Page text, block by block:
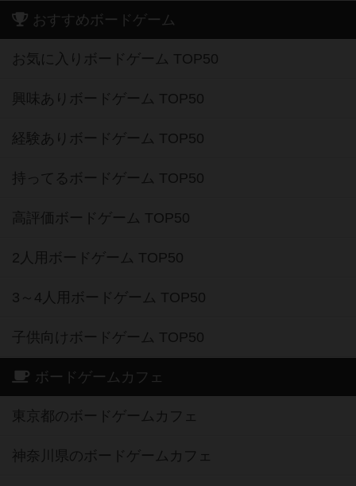
おすすめボードゲーム
お気に入りボードゲーム TOP50
興味ありボードゲーム TOP50
経験ありボードゲーム TOP50
持ってるボードゲーム TOP50
高評価ボードゲーム TOP50
2人用ボードゲーム TOP50
3～4人用ボードゲーム TOP50
子供向けボードゲーム TOP50
ボードゲームカフェ
東京都のボードゲームカフェ
神奈川県のボードゲームカフェ